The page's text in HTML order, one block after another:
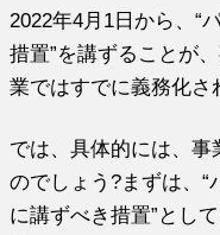
2022年4月1日から、“
措置”を講ずることが
業ではすでに義務化さ
では、具体的には、
のでしょう?まずは、“
に講ずべき措置”とし